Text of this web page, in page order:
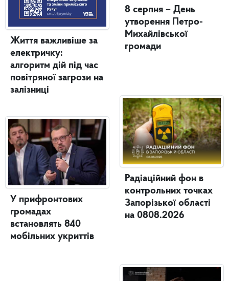
Життя важливіше за
електричку:
алгоритм дій під час
повітряної загрози на
залізниці
У прифронтових
громадах
встановлять 840
мобільних укриттів
8 серпня – День
утворення Петро-
Михайлівської
громади
Радіаційний фон в
контрольних точках
Запорізької області
на 0808.2026